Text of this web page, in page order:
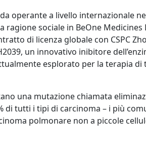
operante a livello internazionale
ragione sociale in BeOne Medicines
di licenza globale con CSPC
un innovativo inibitore
esplorato per la terapia di
una mutazione chiamata
di tutti i tipi di carcinoma – i più
polmonare non a piccole